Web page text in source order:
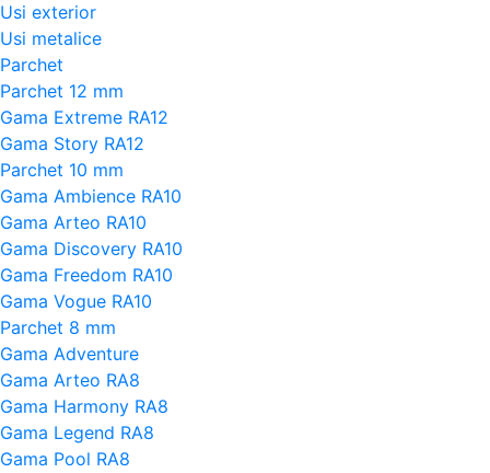
Usi exterior
Usi metalice
Parchet
Parchet 12 mm
Gama Extreme RA12
Gama Story RA12
Parchet 10 mm
Gama Ambience RA10
Gama Arteo RA10
Gama Discovery RA10
Gama Freedom RA10
Gama Vogue RA10
Parchet 8 mm
Gama Adventure
Gama Arteo RA8
Gama Harmony RA8
Gama Legend RA8
Gama Pool RA8